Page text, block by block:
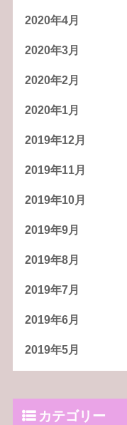
2020年4月
2020年3月
2020年2月
2020年1月
2019年12月
2019年11月
2019年10月
2019年9月
2019年8月
2019年7月
2019年6月
2019年5月
カテゴリー